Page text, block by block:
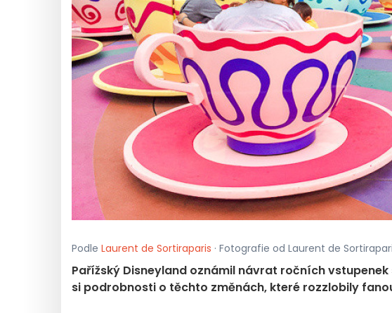
Podle Laurent de Sortiraparis · Fotografie od Laurent de
Pařížský Disneyland oznámil návrat ročních
si podrobnosti o těchto změnách, které rozzlobily